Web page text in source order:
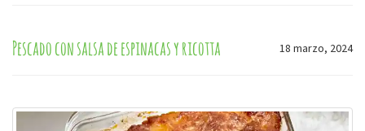
Pescado con salsa de espinacas y ricotta 18 marzo, 2024